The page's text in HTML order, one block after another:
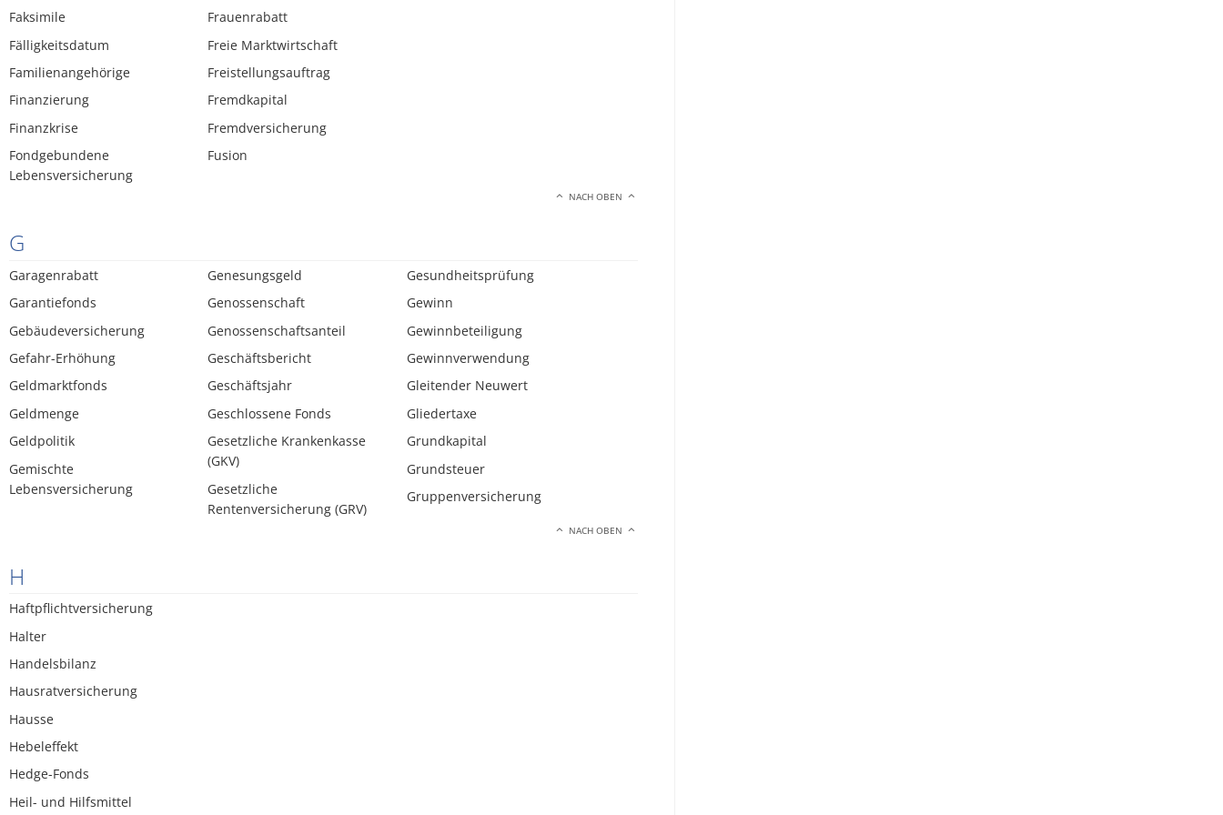
Faksimile
Fälligkeitsdatum
Familienangehörige
Finanzierung
Finanzkrise
Fondgebundene
Lebensversicherung
Frauenrabatt
Freie Marktwirtschaft
Freistellungsauftrag
Fremdkapital
Fremdversicherung
Fusion
NACH OBEN
G
Garagenrabatt
Garantiefonds
Gebäudeversicherung
Gefahr-Erhöhung
Geldmarktfonds
Geldmenge
Geldpolitik
Gemischte
Lebensversicherung
Genesungsgeld
Genossenschaft
Genossenschaftsanteil
Geschäftsbericht
Geschäftsjahr
Geschlossene Fonds
Gesetzliche Krankenkasse
(GKV)
Gesetzliche
Rentenversicherung (GRV)
Gesundheitsprüfung
Gewinn
Gewinnbeteiligung
Gewinnverwendung
Gleitender Neuwert
Gliedertaxe
Grundkapital
Grundsteuer
Gruppenversicherung
NACH OBEN
H
Haftpflichtversicherung
Halter
Handelsbilanz
Hausratversicherung
Hausse
Hebeleffekt
Hedge-Fonds
Heil- und Hilfsmittel